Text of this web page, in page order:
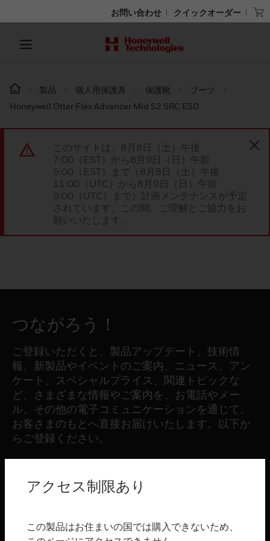
お問い合わせ クイックオーダー
製品 個人用保護具 保護靴
ブーツ
Honeywell Otter Flex Advancer Mid S2 SRC ESD
このサイトは、8月8日（土）午後
7:00（EST）から8月9日（日）午前
5:00（EST）まで（8月8日（土）午後
11:00（UTC）から8月9日（日）午前
9:00（UTC）まで）計画メンテナンスが予定
されています。この間、ご理解とご協力をお
願いいたします。
つながろう！
ご登録いただくと、製品アップデート、技術情
報、新製品やイベントのご案内、ニュース、アン
ケート、スペシャルプライス、関連トピックな
ど、さまざまな情報やご案内を、お電話やメー
ル、その他の電子コミュニケーションを通じて、
お客さまのもとへ直接お届けいたします。以下か
らご登録ください。
toggle view
アクセス制限あり
この製品はお住まいの国では購入できないため、